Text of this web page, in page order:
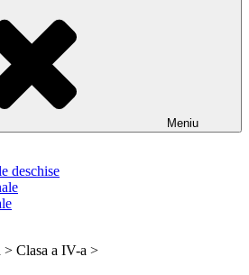
Meniu
deschise
> Clasa a IV-a >